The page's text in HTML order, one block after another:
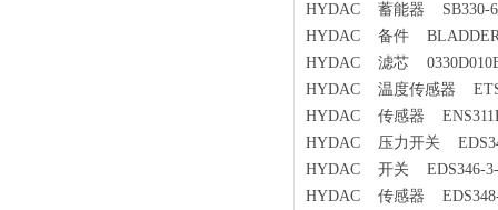
HYDAC 蓄能器 SB330-
HYDAC 备件 BLADDER
HYDAC 滤芯
HYDAC 温度传感器
HYDAC 传感器
HYDAC 压力开关
HYDAC 开关 EDS346-3-
HYDAC 传感器 EDS348-